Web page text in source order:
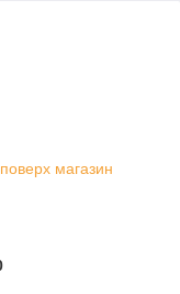
магазин